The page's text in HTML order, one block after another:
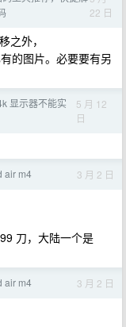
22 日
之外，
的图片。必要要有另
显示器不能实
5 月 12
日
air m4 3 月 2 日
刀，大陆一个是
air m4 3 月 2 日